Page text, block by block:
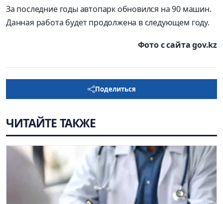
За последние годы автопарк обновился на 90 машин.
Данная работа будет продолжена в следующем году.
Фото с сайта gov.kz
Поделиться
ЧИТАЙТЕ ТАКЖЕ